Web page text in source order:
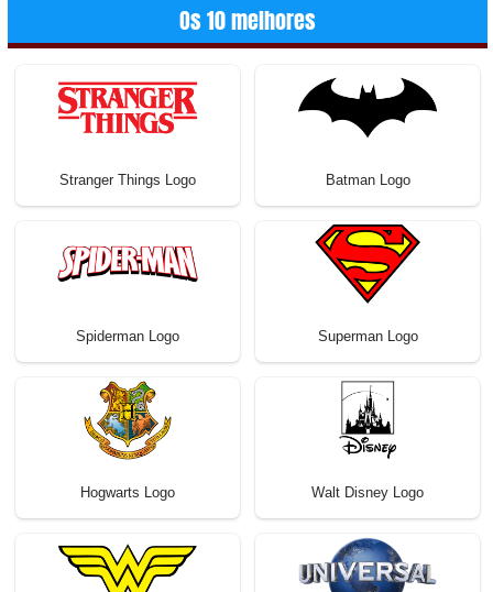
Os 10 melhores
Stranger Things Logo Batman Logo
Spiderman Logo Superman Logo
Hogwarts Logo Walt Disney Logo